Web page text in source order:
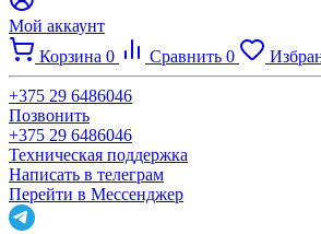
Мой аккаунт
Корзина 0 Сравнить 0
+375 29 6486046
Позвонить
+375 29 6486046
Техническая поддержка
Написать в телеграм
Перейти в Мессенджер